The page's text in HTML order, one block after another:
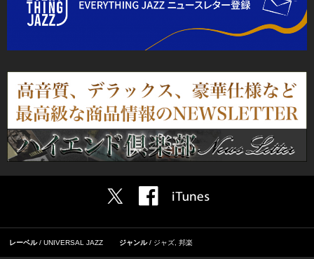
レーベル UNIVERSAL JAZZ ジャンル ジャズ 邦楽